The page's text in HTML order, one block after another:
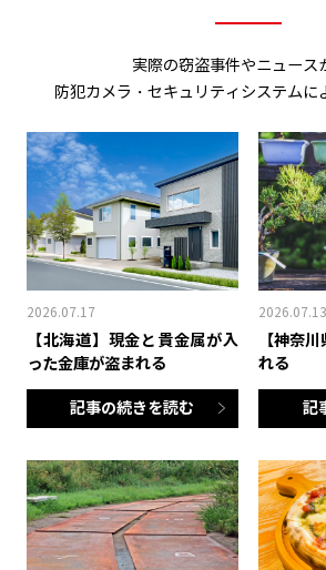
実際の窃盗事件やニュース
防犯カメラ・セキュリティシステムに
2026.07.17
【北海道】現金と貴金属が入
った金庫が盗まれる
記事の続きを読む
2026.07.13
【神奈
れる
記